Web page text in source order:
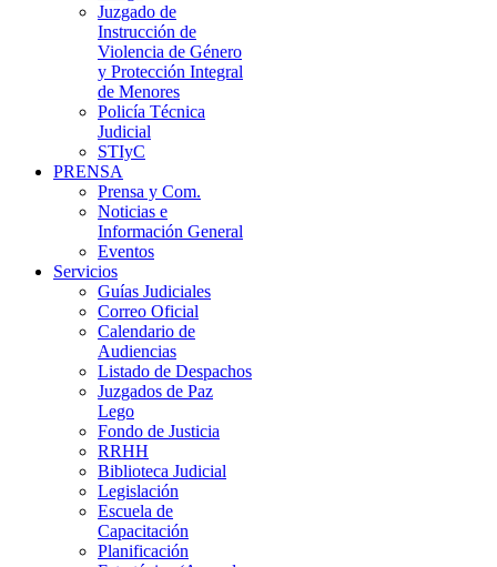
Juzgado de
Instrucción de
Violencia de Género
y Protección Integral
de Menores
Policía Técnica
Judicial
STIyC
PRENSA
Prensa y Com.
Noticias e
Información General
Eventos
Servicios
Guías Judiciales
Correo Oficial
Calendario de
Audiencias
Listado de Despachos
Juzgados de Paz
Lego
Fondo de Justicia
RRHH
Biblioteca Judicial
Legislación
Escuela de
Capacitación
Planificación